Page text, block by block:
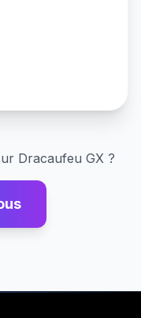
Dracaufeu GX?